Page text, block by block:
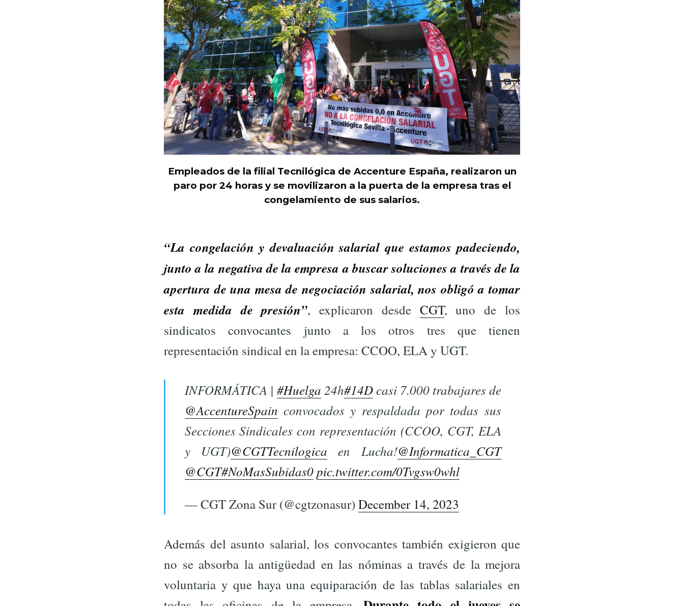
Empleados de la filial Tecnilógica de Accenture España, realizaron un
paro por 24 horas y se movilizaron a la puerta de la empresa tras el
congelamiento de sus salarios.
“La congelación y devaluación salarial que estamos padeciendo,
junto a la negativa de la empresa a buscar soluciones a través de la
apertura de una mesa de negociación salarial, nos obligó a tomar
esta medida de presión”, explicaron desde CGT, uno de los
sindicatos convocantes junto a los otros tres que tienen
representación sindical en la empresa: CCOO, ELA y UGT.
INFORMÁTICA | #Huelga 24h#14Dcasi 7.000 trabajares de
@AccentureSpain convocados y respaldada por todas sus
Secciones Sindicales con representación (CCOO, CGT, ELA
y UGT)@CGTTecnilogica en Lucha!@Informatica_CGT
@CGT#NoMasSubidas0pic.twitter.com/0Tvgsw0whl
— CGT Zona Sur (@cgtzonasur) December 14, 2023
Además del asunto salarial, los convocantes también exigieron que
no se absorba la antigüedad en las nóminas a través de la mejora
voluntaria y que haya una equiparación de las tablas salariales en